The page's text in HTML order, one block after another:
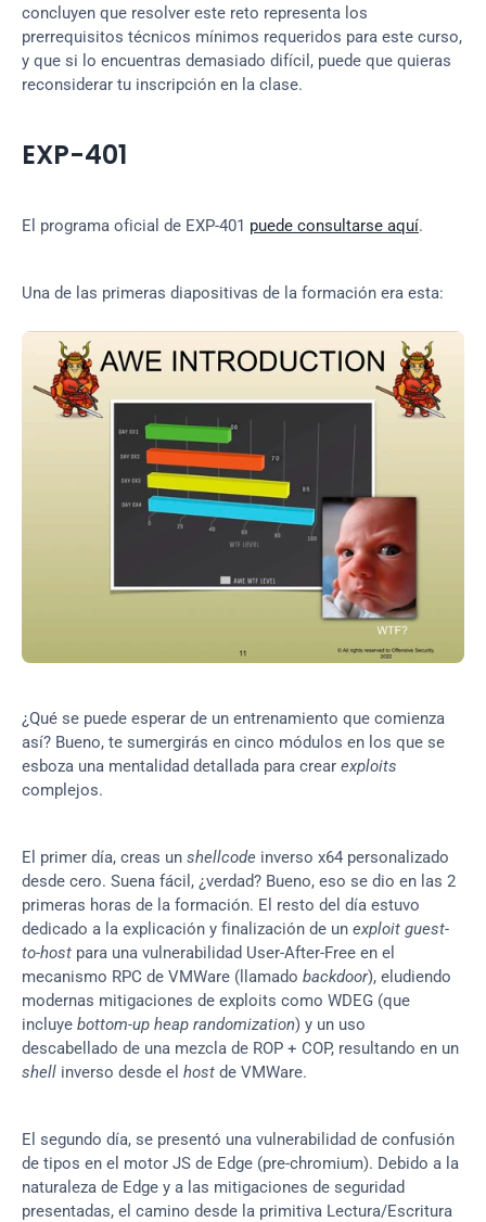
concluyen que resolver este reto representa los
prerrequisitos técnicos mínimos requeridos para este curso,
y que si lo encuentras demasiado difícil, puede que quieras
reconsiderar tu inscripción en la clase.
EXP-401
El programa oficial de EXP-401 puede consultarse aquí.
Una de las primeras diapositivas de la formación era esta:
¿Qué se puede esperar de un entrenamiento que comienza
así? Bueno, te sumergirás en cinco módulos en los que se
esboza una mentalidad detallada para crear exploits
complejos.
El primer día, creas un shellcode inverso x64 personalizado
desde cero. Suena fácil, ¿verdad? Bueno, eso se dio en las 2
primeras horas de la formación. El resto del día estuvo
dedicado a la explicación y finalización de un exploit guest-
to-host para una vulnerabilidad User-After-Free en el
mecanismo RPC de VMWare (llamado backdoor), eludiendo
modernas mitigaciones de exploits como WDEG (que
incluye bottom-up heap randomization) y un uso
shell inverso desde el host de VMWare.
El segundo día, se presentó una vulnerabilidad de confusión
de tipos en el motor JS de Edge (pre-chromium). Debido a la
naturaleza de Edge y a las mitigaciones de seguridad
presentadas, el camino desde la primitiva Lectura/Escritura